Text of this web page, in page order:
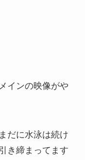
インの映像がや
だに水泳は続け
き締まってます